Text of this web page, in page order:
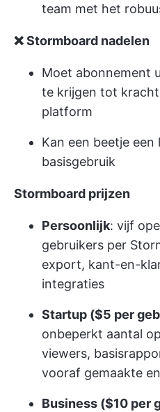
team met het
❌ Stormboard nadelen
Moet abonnement
te krijgen tot
platform
Kan een beetje een
basisgebruik
Stormboard prijzen
Persoonlijk: vijf
gebruikers per
export, kant-en-
integraties
Startup ($5 per
onbeperkt aantal
viewers,
vooraf gemaakte
Business ($10 per